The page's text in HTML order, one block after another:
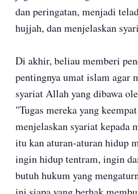
dan peringatan, menjadi
hujjah, dan menjelaskan
Di akhir, beliau memberi
pentingnya umat islam agar
syariat Allah yang dibawa
"Tugas mereka yang
menjelaskan syariat kepada
itu kan aturan-aturan hidup
ingin hidup tentram, ingin
butuh hukum yang